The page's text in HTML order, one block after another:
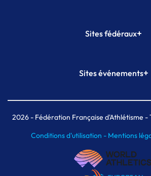
Sites fédéraux+
Plateforme Formation
Sites événements+
Meeting de Paris indoor
MAIF Ekiden de Paris
2026- Fédération Française d'Athlétisme -
Conditions d'utilisation - Mentions